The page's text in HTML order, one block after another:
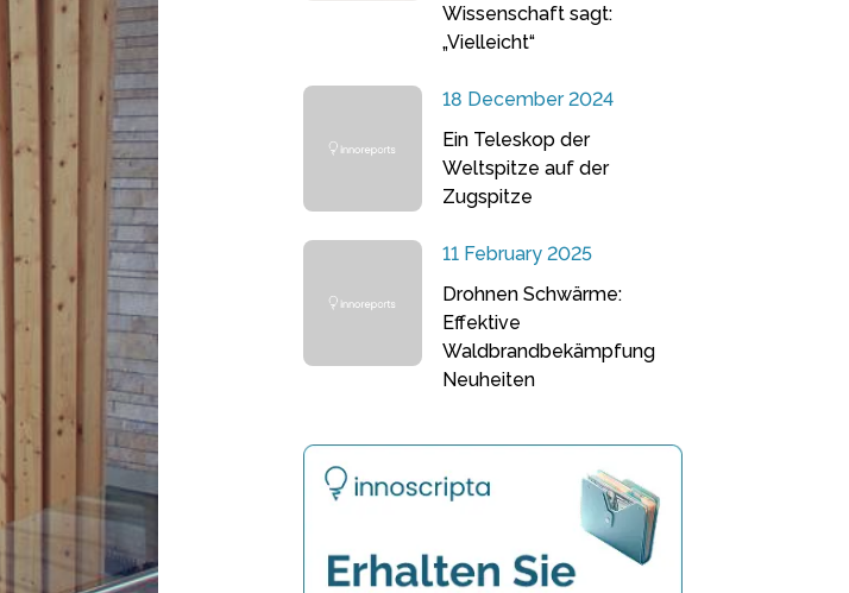
Wissenschaft sagt:
„Vielleicht“
18 December 2024
Ein Teleskop der
Weltspitze auf der
Zugspitze
11 February 2025
Drohnen Schwärme:
Effektive
Waldbrandbekämpfung
Neuheiten